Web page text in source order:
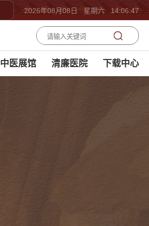
2026年08月08日 星期六 14:06:47
中医展馆 清廉医院 下载中心